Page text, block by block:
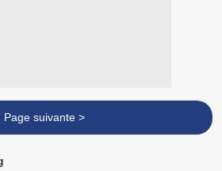
Page suivante >